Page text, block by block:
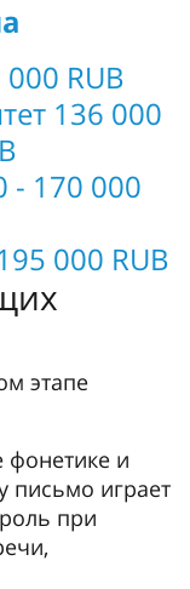
RUB
136 000
- 170 000
000 RUB
этапе
фонетике и
письмо играет
при